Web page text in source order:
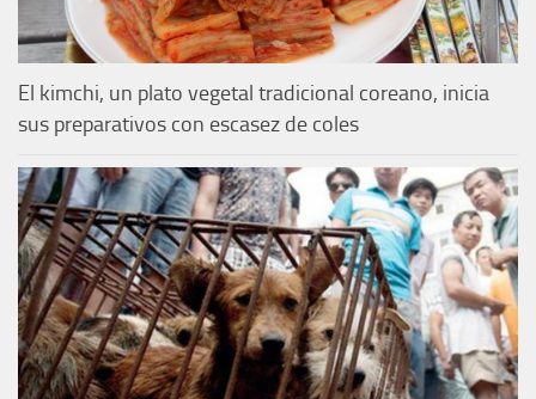
El kimchi, un plato vegetal tradicional coreano, inicia
sus preparativos con escasez de coles